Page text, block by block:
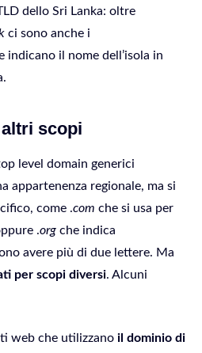
dello Sri Lanka: oltre
ci sono anche i
indicano il nome dell’isola in
scopi
level domain generici
appartenenza regionale, ma si
come .com che si usa per
.org che indica
avere più di due lettere. Ma
per scopi diversi. Alcuni
web che utilizzano il dominio di